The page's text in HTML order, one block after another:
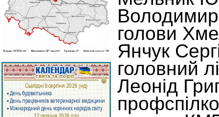
голови
Янчук
головний
Леонід